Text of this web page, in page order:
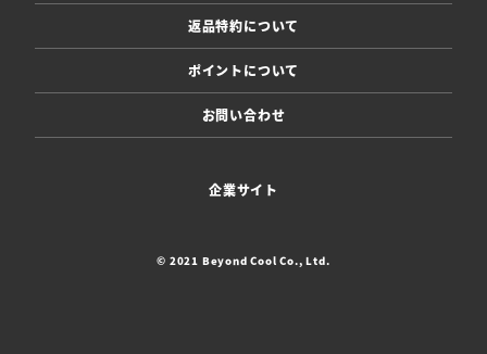
返品特約について
ポイントについて
お問い合わせ
企業サイト
© 2021 Beyond Cool Co., Ltd.